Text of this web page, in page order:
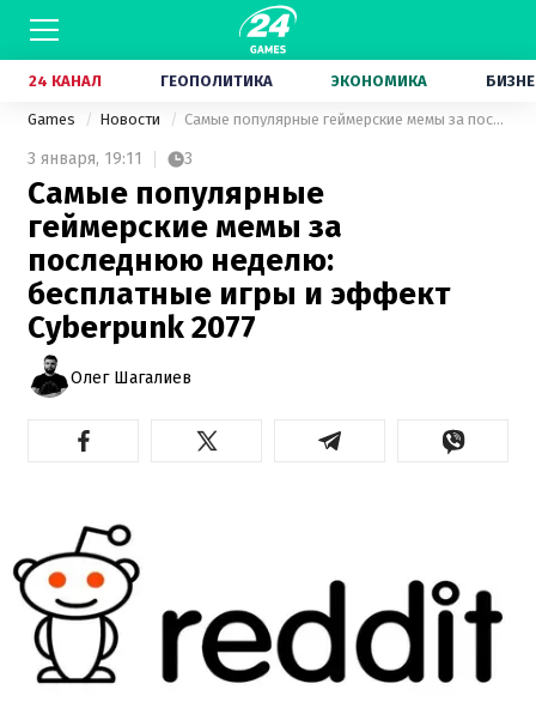
24 КАНАЛ ГЕОПОЛИТИКА ЭКОНОМИКА
Games Новости Самые популярные геймерские мемы за последнюю неделю: бесплатные игры и эффект Cyberpunk 2077
3 января, 19:11 3
Самые популярные
геймерские мемы за
последнюю неделю:
бесплатные игры и эффект
Cyberpunk 2077
Олег Шагалиев